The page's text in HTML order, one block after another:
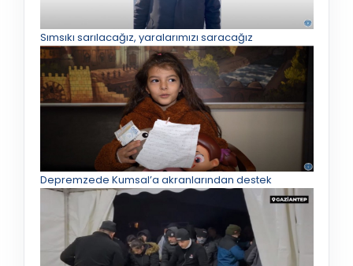
Sımsıkı sarılacağız, yaralarımızı saracağız
Depremzede Kumsal’a akranlarından destek